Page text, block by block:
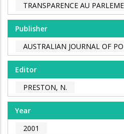
TRANSPARENCE AU
Publisher
AUSTRALIAN JOURNAL OF
Editor
PRESTON, N.
Year
2001